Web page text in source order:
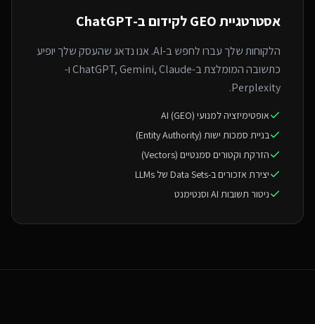
אסטרטגיית GEO ל קידום ב-ChatGPT
הלקוחות שלך עברו לחפש ב-AI. אנו נדאג שהעסק שלך יופיע
כתשובה המומלצת ב-ChatGPT, Gemini, Claude ו-
Perplexity.
אופטימיזציה למנועי AI (GEO)
בניית סמכות ישות (Entity Authority)
הזרקת וקטורים סמנטיים (Vectors)
יצירת אזכורים ב-Data Sets של LLMs
ניטור תשובות AI וסנטימנט